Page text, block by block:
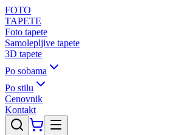
FOTO
TAPETE
Foto tapete
Samolepljive tapete
3D tapete
Po sobama
Po stilu
Cenovnik
Kontakt